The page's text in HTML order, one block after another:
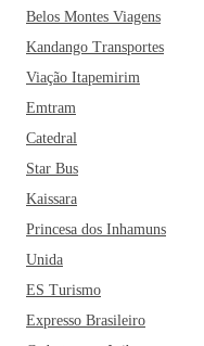
carne, o delicioso
pastel de feira. Dentre
cidade estão a
Costela & Cia, o
Belos Montes Viagens
Kandango Transportes
Viação Itapemirim
Emtram
Catedral
Star Bus
Kaissara
Princesa dos Inhamuns
Unida
ES Turismo
Expresso Brasileiro